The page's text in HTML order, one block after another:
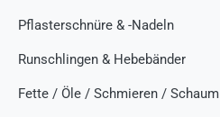
Pflasterschnüre & -Nadeln
Runschlingen & Hebebänder
Fette / Öle / Schmieren / Schaum